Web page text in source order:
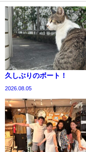
久しぶりのボート！
2026.08.05